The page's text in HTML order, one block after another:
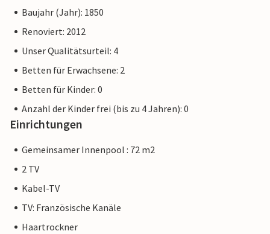
Baujahr (Jahr): 1850
Renoviert: 2012
Unser Qualitätsurteil: 4
Betten für Erwachsene: 2
Betten für Kinder: 0
Anzahl der Kinder frei (bis zu 4 Jahren): 0
Einrichtungen
Gemeinsamer Innenpool : 72 m2
2 TV
Kabel-TV
TV: Französische Kanäle
Haartrockner